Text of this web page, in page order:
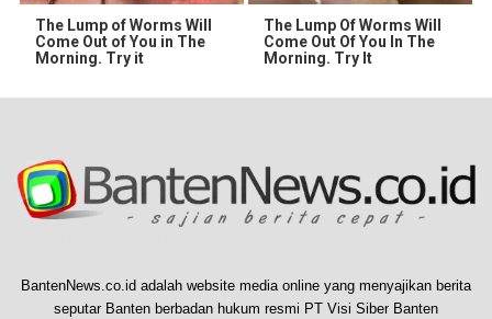
The Lump of Worms Will
Come Out of You in The
Morning. Try it
The Lump Of Worms Will
Come Out Of You In The
Morning. Try It
BantenNews.co.id adalah website media online yang menyajikan berita
seputar Banten berbadan hukum resmi PT Visi Siber Banten